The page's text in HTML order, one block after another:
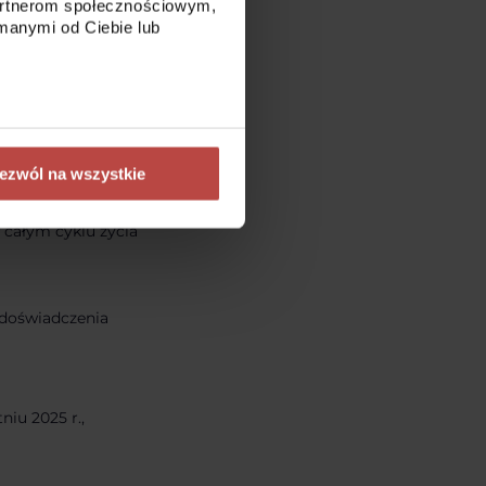
społecznościowym,
od Ciebie lub
na wszystkie
wartości,
cyklu życia
2025 r.,